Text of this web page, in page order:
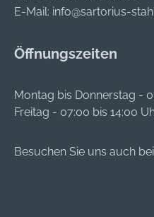
+497119312700,
order-de@mahr.de
E-Mail: info@sartorius-
Öffnungszeiten
Montag bis Donnerstag -
Freitag - 07:00 bis 14:00
Besuchen Sie uns auch